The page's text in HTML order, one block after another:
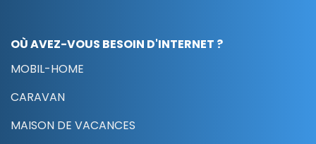
OÙ AVEZ-VOUS BESOIN D'INTERNET ?
MOBIL-HOME
CARAVAN
MAISON DE VACANCES